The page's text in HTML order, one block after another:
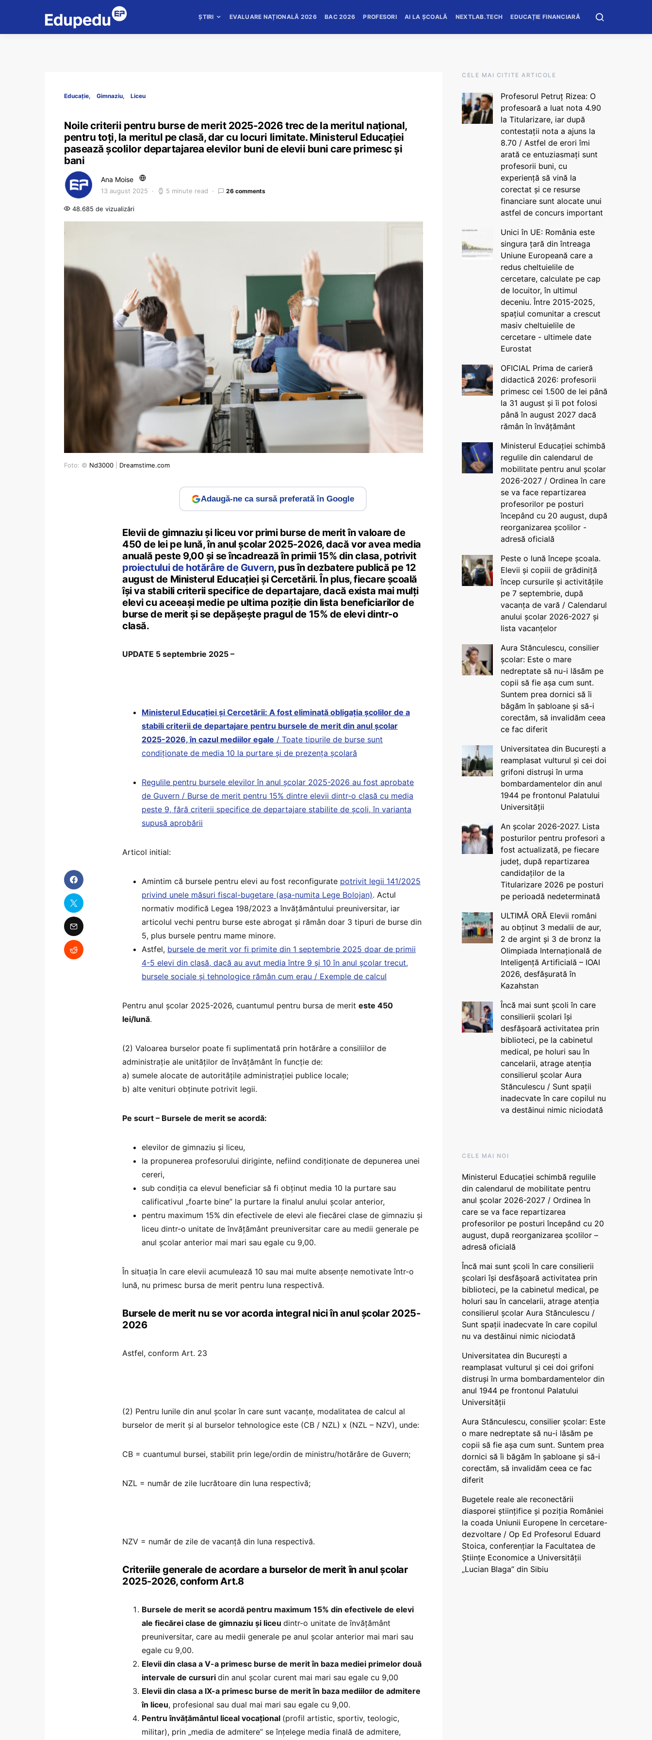
ȘTIRI EVALUARE NAȚIONALĂ 2026 BAC 2026 PROFESORI AI LA ȘCOALĂ NEXTLAB.TECH EDUCAȚIE FINANCIARĂ
Educație Gimnaziu Liceu
Noile criterii pentru burse de merit 2025-2026 trec de la meritul național,
pentru toți, la meritul pe clasă, dar cu locuri limitate. Ministerul Educației
pasează școlilor departajarea elevilor buni de elevii buni care primesc și
bani
Ana Moise
13 august 2025 5 minute read 26 comments
48.685 de vizualizări
Foto: © Nd3000 Dreamstime.com
Adaugă-ne ca sursă preferată în Google
Elevii de gimnaziu și liceu vor primi burse de merit în valoare de
450 de lei pe lună, în anul școlar 2025-2026, dacă vor avea media
anuală peste 9,00 și se încadrează în primii 15% din clasa, potrivit
proiectului de hotărâre de Guvern, pus în dezbatere publică pe 12
august de Ministerul Educației și Cercetării. În plus, fiecare școală
își va stabili criterii specifice de departajare, dacă exista mai mulți
elevi cu aceeași medie pe ultima poziţie din lista beneficiarilor de
burse de merit și se depășește pragul de 15% de elevi dintr-o
clasă.
UPDATE 5 septembrie 2025 –
Ministerul Educației și Cercetării: A fost eliminată obligația școlilor de a
stabili criterii de departajare pentru bursele de merit din anul școlar
2025-2026, în cazul mediilor egale / Toate tipurile de burse sunt
condiționate de media 10 la purtare și de prezența școlară
Regulile pentru bursele elevilor în anul școlar 2025-2026 au fost aprobate
de Guvern / Burse de merit pentru 15% dintre elevii dintr-o clasă cu media
peste 9, fără criterii specifice de departajare stabilite de școli, în varianta
supusă aprobării
Articol initial:
Amintim că bursele pentru elevi au fost reconfigurate potrivit legii 141/2025
privind unele măsuri fiscal-bugetare (așa-numita Lege Bolojan). Actul
normativ modifică Legea 198/2023 a învățământului preuniversitar, iar
articolul vechi pentru burse este abrogat și rămân doar 3 tipuri de burse din
5, plus bursele pentru mame minore.
Astfel, bursele de merit vor fi primite din 1 septembrie 2025 doar de primii
4-5 elevi din clasă, dacă au avut media între 9 și 10 în anul școlar trecut,
bursele sociale și tehnologice rămân cum erau / Exemple de calcul
Pentru anul şcolar 2025-2026, cuantumul pentru bursa de merit este 450
lei/lună.
(2) Valoarea burselor poate fi suplimentată prin hotărâre a consiliilor de
administraţie ale unităţilor de învăţământ în funcţie de:
a) sumele alocate de autorităţile administraţiei publice locale;
b) alte venituri obţinute potrivit legii.
Pe scurt – Bursele de merit se acordă:
elevilor de gimnaziu și liceu,
la propunerea profesorului diriginte, nefiind condiţionate de depunerea unei
cereri,
sub condiţia ca elevul beneficiar să fi obţinut media 10 la purtare sau
calificativul „foarte bine” la purtare la finalul anului şcolar anterior,
pentru maximum 15% din efectivele de elevi ale fiecărei clase de gimnaziu şi
liceu dintr-o unitate de învăţământ preuniversitar care au medii generale pe
anul şcolar anterior mai mari sau egale cu 9,00.
În situaţia în care elevii acumulează 10 sau mai multe absenţe nemotivate într-o
lună, nu primesc bursa de merit pentru luna respectivă.
Bursele de merit nu se vor acorda integral nici în anul școlar 2025-
2026
Astfel, conform Art. 23
(2) Pentru lunile din anul şcolar în care sunt vacanţe, modalitatea de calcul al
burselor de merit şi al burselor tehnologice este (CB / NZL) x (NZL – NZV), unde:
CB = cuantumul bursei, stabilit prin lege/ordin de ministru/hotărâre de Guvern;
NZL = număr de zile lucrătoare din luna respectivă;
NZV = număr de zile de vacanţă din luna respectivă.
Criteriile generale de acordare a burselor de merit în anul școlar
2025-2026, conform Art.8
Bursele de merit se acordă pentru maximum 15% din efectivele de elevi
ale fiecărei clase de gimnaziu și liceu dintr-o unitate de învățământ
preuniversitar, care au medii generale pe anul școlar anterior mai mari sau
egale cu 9,00.
Elevii din clasa a V-a primesc burse de merit în baza mediei primelor două
intervale de cursuri din anul școlar curent mai mari sau egale cu 9,00
Elevii din clasa a IX-a primesc burse de merit în baza mediilor de admitere
în liceu, profesional sau dual mai mari sau egale cu 9,00.
Pentru învățământul liceal vocațional (profil artistic, sportiv, teologic,
militar), prin „media de admitere” se înțelege media finală de admitere,
CELE MAI CITITE ARTICOLE
Profesorul Petruț Rizea: O
profesoară a luat nota 4.90
la Titularizare, iar după
contestații nota a ajuns la
8.70 / Astfel de erori îmi
arată ce entuziasmați sunt
profesorii buni, cu
experiență să vină la
corectat și ce resurse
financiare sunt alocate unui
astfel de concurs important
Unici în UE: România este
singura țară din întreaga
Uniune Europeană care a
redus cheltuielile de
cercetare, calculate pe cap
de locuitor, în ultimul
deceniu. Între 2015-2025,
spațiul comunitar a crescut
masiv cheltuielile de
cercetare - ultimele date
Eurostat
OFICIAL Prima de carieră
didactică 2026: profesorii
primesc cei 1.500 de lei până
la 31 august și îi pot folosi
până în august 2027 dacă
rămân în învățământ
Ministerul Educației schimbă
regulile din calendarul de
mobilitate pentru anul școlar
2026-2027 / Ordinea în care
se va face repartizarea
profesorilor pe posturi
începând cu 20 august, după
reorganizarea școlilor -
adresă oficială
Peste o lună începe școala.
Elevii și copiii de grădiniță
încep cursurile și activitățile
pe 7 septembrie, după
vacanța de vară / Calendarul
anului școlar 2026-2027 și
lista vacanțelor
Aura Stănculescu, consilier
școlar: Este o mare
nedreptate să nu-i lăsăm pe
copii să fie așa cum sunt.
Suntem prea dornici să îi
băgăm în șabloane și să-i
corectăm, să invalidăm ceea
ce fac diferit
Universitatea din București a
reamplasat vulturul și cei doi
grifoni distruși în urma
bombardamentelor din anul
1944 pe frontonul Palatului
Universității
An școlar 2026-2027. Lista
posturilor pentru profesori a
fost actualizată, pe fiecare
județ, după repartizarea
candidaților de la
Titularizare 2026 pe posturi
pe perioadă nedeterminată
ULTIMĂ ORĂ Elevii români
au obținut 3 medalii de aur,
2 de argint și 3 de bronz la
Olimpiada Internațională de
Inteligență Artificială – IOAI
2026, desfășurată în
Kazahstan
Încă mai sunt școli în care
consilierii școlari își
desfășoară activitatea prin
biblioteci, pe la cabinetul
medical, pe holuri sau în
cancelarii, atrage atenția
consilierul școlar Aura
Stănculescu / Sunt spații
inadecvate în care copilul nu
va destăinui nimic niciodată
CELE MAI NOI
Ministerul Educației schimbă regulile
din calendarul de mobilitate pentru
anul școlar 2026-2027 / Ordinea în
care se va face repartizarea
profesorilor pe posturi începând cu 20
august, după reorganizarea școlilor –
adresă oficială
Încă mai sunt școli în care consilierii
școlari își desfășoară activitatea prin
biblioteci, pe la cabinetul medical, pe
holuri sau în cancelarii, atrage atenția
consilierul școlar Aura Stănculescu /
Sunt spații inadecvate în care copilul
nu va destăinui nimic niciodată
Universitatea din București a
reamplasat vulturul și cei doi grifoni
distruși în urma bombardamentelor din
anul 1944 pe frontonul Palatului
Universității
Aura Stănculescu, consilier școlar: Este
o mare nedreptate să nu-i lăsăm pe
copii să fie așa cum sunt. Suntem prea
dornici să îi băgăm în șabloane și să-i
corectăm, să invalidăm ceea ce fac
diferit
Bugetele reale ale reconectării
diasporei științifice și poziția României
la coada Uniunii Europene în cercetare-
dezvoltare / Op Ed Profesorul Eduard
Stoica, conferențiar la Facultatea de
Științe Economice a Universității
„Lucian Blaga” din Sibiu